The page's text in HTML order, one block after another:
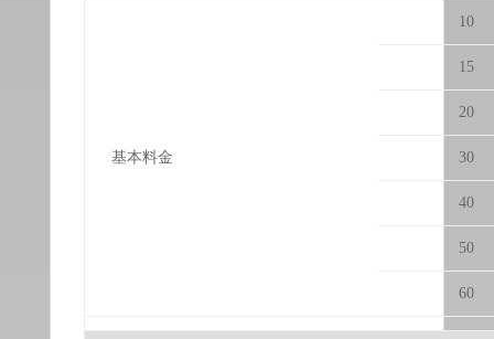
基本料金
10
15
20
30
40
50
60